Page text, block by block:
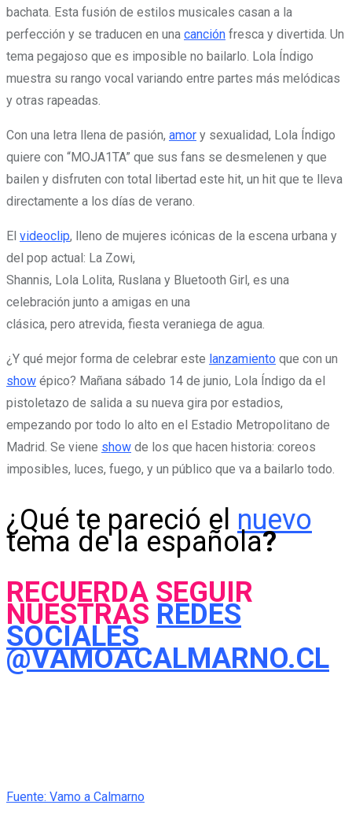
bachata. Esta fusión de estilos musicales casan a la
perfección y se traducen en una canción fresca y divertida. Un
tema pegajoso que es imposible no bailarlo. Lola Índigo
muestra su rango vocal variando entre partes más melódicas
y otras rapeadas.
Con una letra llena de pasión, amor y sexualidad, Lola Índigo
quiere con “MOJA1TA” que sus fans se desmelenen y que
bailen y disfruten con total libertad este hit, un hit que te lleva
directamente a los días de verano.
El videoclip, lleno de mujeres icónicas de la escena urbana y
del pop actual: La Zowi,
Shannis, Lola Lolita, Ruslana y Bluetooth Girl, es una
celebración junto a amigas en una
clásica, pero atrevida, fiesta veraniega de agua.
¿Y qué mejor forma de celebrar este lanzamiento que con un
show épico? Mañana sábado 14 de junio, Lola Índigo da el
pistoletazo de salida a su nueva gira por estadios,
empezando por todo lo alto en el Estadio Metropolitano de
Madrid. Se viene show de los que hacen historia: coreos
imposibles, luces, fuego, y un público que va a bailarlo todo.
¿Qué te pareció el nuevo
tema de la española?
RECUERDA SEGUIR
NUESTRAS REDES
SOCIALES
@VAMOACALMARNO.CL
Fuente: Vamo a Calmarno